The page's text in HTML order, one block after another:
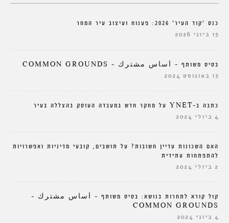
כנס ‘קוד העיר’ 2026: פענוח ועיצוב עיר המחר
15 ביוני 2026
בסיס משותף – أساس مشترك – COMMON GROUNDS
13 באוגוסט 2024
כתבה ב-YNET על מחקר חדש במעבדה העוסק בהצללה בעיר
4 ביולי 2024
האם השכונות עדיין חשובות? על תושבים, קובעי מדיניות ואפשרויות
להתפתחות עתידית
2 ביולי 2024
קול קורא לתחרות בנושא: בסיס משותף – أساس مشترك –
COMMON GROUNDS
4 ביוני 2024